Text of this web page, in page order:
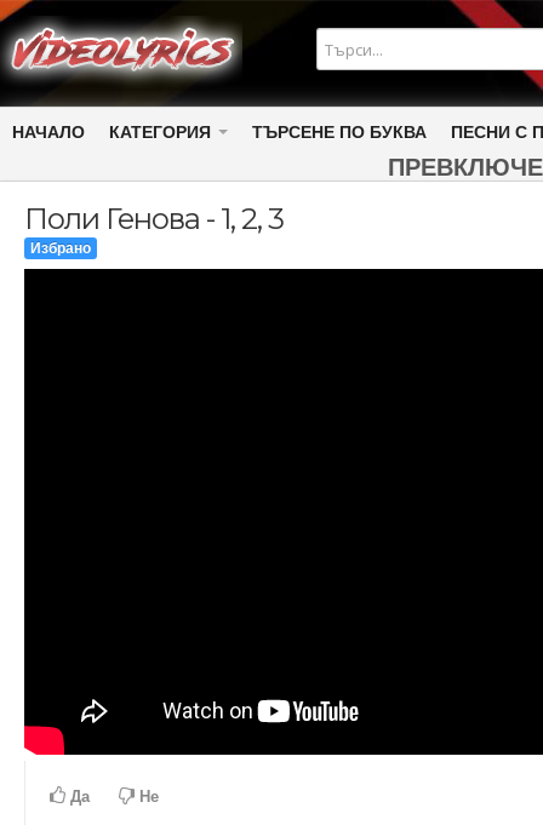
НАЧАЛО КАТЕГОРИЯ ТЪРСЕНЕ ПО БУКВА ПЕСНИ С
Поли Генова - 1, 2, 3
Избрано
Да Не